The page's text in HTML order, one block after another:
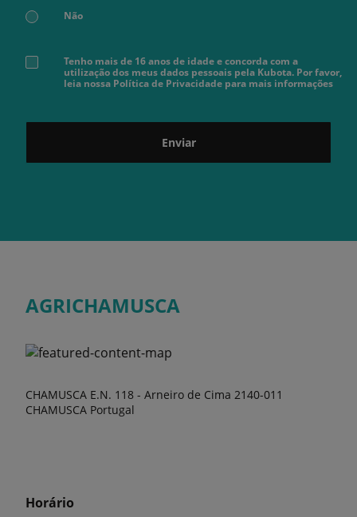
Não
Tenho mais de 16 anos de idade e concorda com a
utilização dos meus dados pessoais pela Kubota. Por favor,
leia nossa Política de Privacidade para mais informações
Enviar
AGRICHAMUSCA
CHAMUSCA E.N. 118 - Arneiro de Cima 2140-011
CHAMUSCA Portugal
Horário